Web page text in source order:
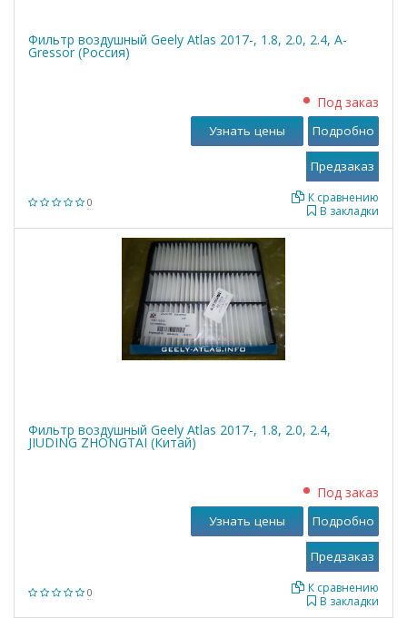
Фильтр воздушный Geely Atlas 2017-, 1.8, 2.0, 2.4, A-
Gressor (Россия)
0
Под заказ
В закладки
К сравнению
Узнать цены Подробно
Фильтр воздушный Geely Atlas 2017-, 1.8, 2.0, 2.4,
JIUDING ZHONGTAI (Китай)
0
Под заказ
В закладки
К сравнению
Узнать цены Подробно